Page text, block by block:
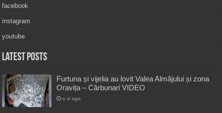
facebook
instagram
youtube
Latest Posts
Furtuna și vijelia au lovit Valea Almăjului și zona
Oravița – Cărbunari VIDEO
o zi ago